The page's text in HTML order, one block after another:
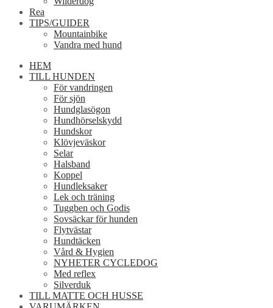
Rea
TIPS/GUIDER
Mountainbike
Vandra med hund
HEM
TILL HUNDEN
För vandringen
För sjön
Hundglasögon
Hundhörselskydd
Hundskor
Klövjeväskor
Selar
Halsband
Koppel
Hundleksaker
Lek och träning
Tuggben och Godis
Sovsäckar för hunden
Flytvästar
Hundtäcken
Vård & Hygien
NYHETER CYCLEDOG
Med reflex
Silverduk
TILL MATTE OCH HUSSE